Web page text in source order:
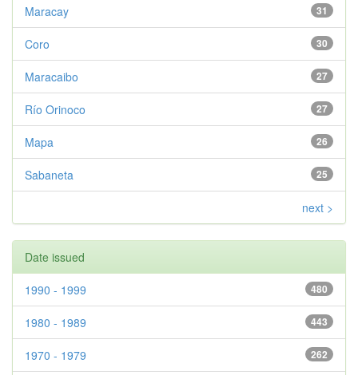
31
Maracay
30
Coro
27
Maracaibo
27
Río Orinoco
26
Mapa
25
Sabaneta
next >
Date issued
480
1990 - 1999
443
1980 - 1989
262
1970 - 1979